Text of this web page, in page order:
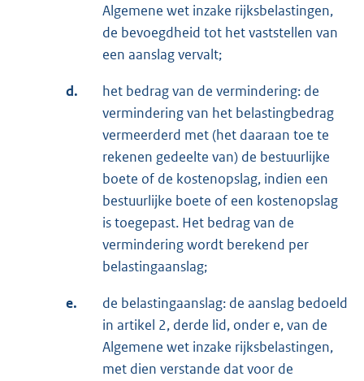
Algemene wet inzake rijksbelastingen,
de bevoegdheid tot het vaststellen van
een aanslag vervalt;
d.
het bedrag van de vermindering: de
vermindering van het belastingbedrag
vermeerderd met (het daaraan toe te
rekenen gedeelte van) de bestuurlijke
boete of de kostenopslag, indien een
bestuurlijke boete of een kostenopslag
is toegepast. Het bedrag van de
vermindering wordt berekend per
belastingaanslag;
e.
de belastingaanslag: de aanslag bedoeld
in artikel 2, derde lid, onder e, van de
Algemene wet inzake rijksbelastingen,
met dien verstande dat voor de